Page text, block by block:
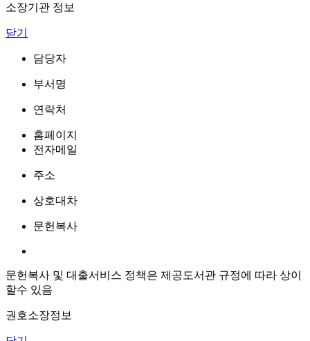
소장기관 정보
닫기
담당자
부서명
연락처
홈페이지
전자메일
주소
상호대차
문헌복사
문헌복사 및 대출서비스 정책은 제공도서관 규정에 따라 상이
할수 있음
권호소장정보